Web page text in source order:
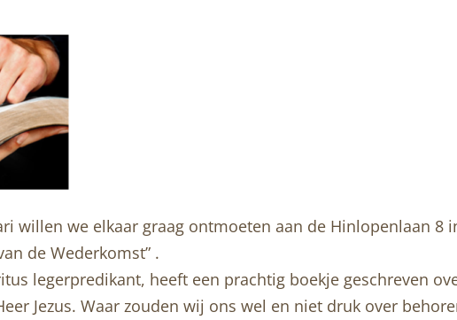
willen we elkaar graag ontmoeten aan de Hinlopenlaan
de Wederkomst” .
legerpredikant, heeft een prachtig boekje geschreven
Jezus. Waar zouden wij ons wel en niet druk over